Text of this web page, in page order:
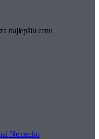
najlepšiu cenu
Nemecko